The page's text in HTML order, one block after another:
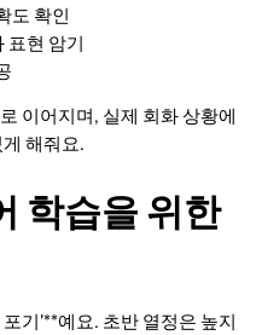
도 확인
표현 암기
이어지며, 실제 회화 상황에
해줘요.
학습을 위한
기'**예요. 초반 열정은 높지